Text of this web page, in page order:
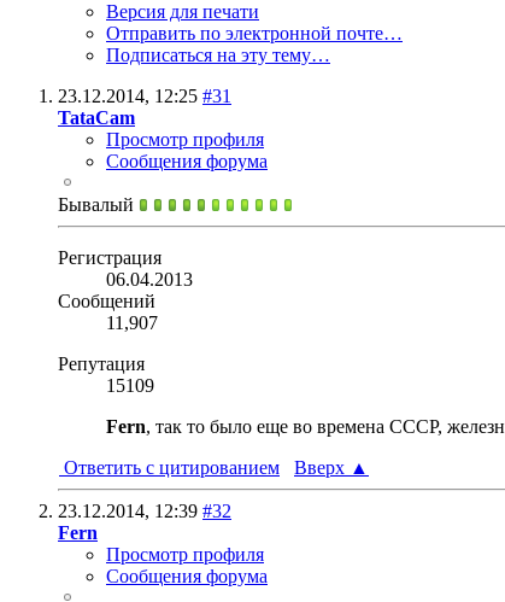
Версия для печати
Отправить по электронной почте…
Подписаться на эту тему…
23.12.2014, 12:25 #31
TataCam
Просмотр профиля
Сообщения форума
Бывалый
Регистрация
06.04.2013
Сообщений
11,907
Репутация
15109
Fern, так то было еще во времена СССР,
Ответить с цитированием
Вверх ▲
23.12.2014, 12:39 #32
Fern
Просмотр профиля
Сообщения форума